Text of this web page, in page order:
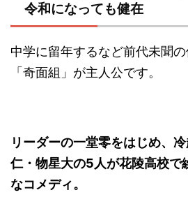
令和になっても健在
中学に留年するなど前代未聞
「奇面組」が主人公です。
リーダーの一堂零をはじめ、
仁・物星大の5人が花陵高校で
なコメディ。